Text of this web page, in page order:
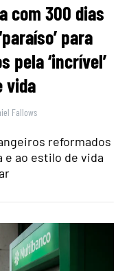
com 300 dias
para
pela ‘incrível’
vida
Fallows
reformados
e ao estilo de vida